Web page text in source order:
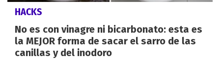
HACKS
No es con vinagre ni bicarbonato: esta es
la MEJOR forma de sacar el sarro de las
canillas y del inodoro